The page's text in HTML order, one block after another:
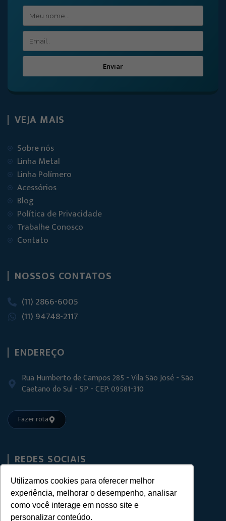
Utilizamos cookies para oferecer melhor
experiência, melhorar o desempenho, analisar
como você interage em nosso site e
personalizar conteúdo.
Enviar
VEJA MAIS
Sobre nós
Linha Metal
Linha Polímero
Acessórios
Blog
Política de Privacidade
Trabalhe Conosco
Contato
NOSSOS CONTATOS
(11) 2866-6005
(11) 94748-2117
ENDEREÇO
Rua Humberto de Campos 285 - Vila São José - São
Caetano do Sul - SP - CEP: 09581-310
Fazer rota
REDES SOCIAIS